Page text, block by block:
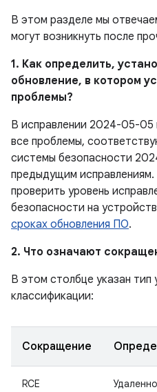
В этом разделе мы
могут возникнуть после
1. Как определить,
обновление, в котором
проблемы?
В исправлении 2024-05-05
все проблемы,
системы безопасности
предыдущим
проверить уровень
безопасности на
сроках обновления ПО.
2. Что означают
В этом столбце указан
классификации:
Сокращение
RCE